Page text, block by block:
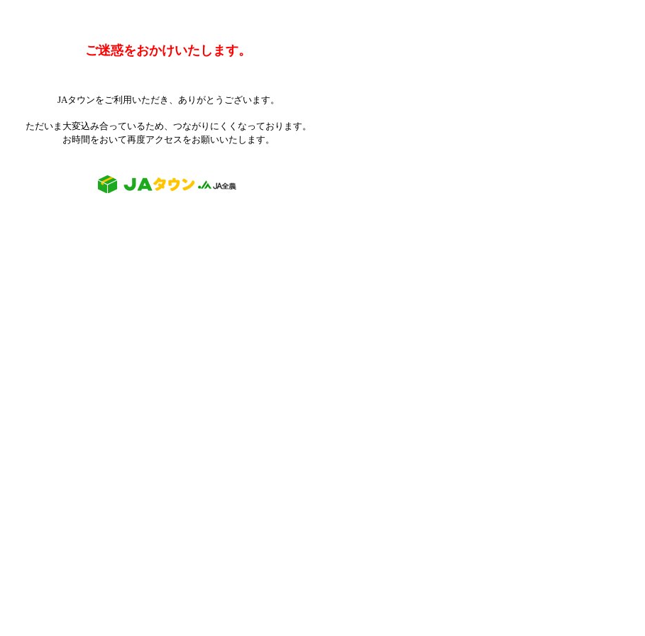
ご迷惑をおかけいたします。
JAタウンをご利用いただき、ありがとうございます。
ただいま大変込み合っているため、つながりにくくなっております。
お時間をおいて再度アクセスをお願いいたします。